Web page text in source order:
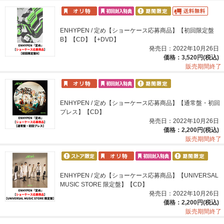
ENHYPEN / 定め【ショーケース応募商品】【初回限定盤
B】【CD】【+DVD】
発売日：2022年10月26日
価格：3,520円(税込)
販売期間終了
ENHYPEN / 定め【ショーケース応募商品】【通常盤・初回
プレス】【CD】
発売日：2022年10月26日
価格：2,200円(税込)
販売期間終了
ENHYPEN / 定め【ショーケース応募商品】【UNIVERSAL
MUSIC STORE 限定盤】【CD】
発売日：2022年10月26日
価格：2,200円(税込)
販売期間終了